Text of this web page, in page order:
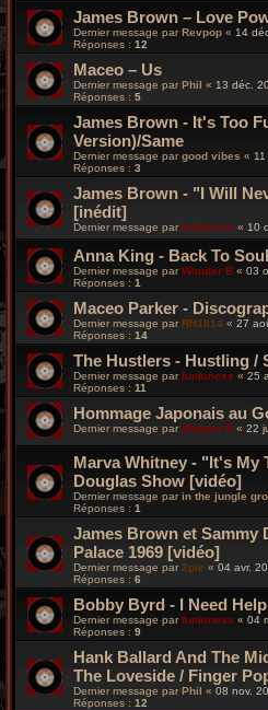
James Brown – Love
Dernier message par Revpop « 14
Réponses : 12
Maceo – Us
Dernier message par Phil « 13 déc.
Réponses : 5
James Brown - It's Too
Version)/Same
Dernier message par good vibes «
Réponses : 3
James Brown - "I Will
[inédit]
Dernier message par funkiness « 10
Anna King - Back To Soul
Dernier message parWonder B « 03
Réponses : 1
Maceo Parker -
Dernier message par RN1814 « 27
Réponses : 14
The Hustlers - Hustling /
Dernier message parfunkiness « 25
Réponses : 11
Hommage Japonais au
Dernier message par Wonder B « 22
Marva Whitney - "It's My
Douglas Show [vidéo]
Dernier message par in the jungle
Réponses : 1
James Brown et Sammy
Palace 1969 [vidéo]
Dernier message par 2pie « 04 avr.
Réponses : 6
Bobby Byrd - I Need
Dernier message parfunkiness « 04
Réponses : 9
Hank Ballard And The
The Loveside / Finger
Dernier message par Phil « 08 nov.
Réponses : 12